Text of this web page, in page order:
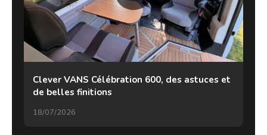
Clever VANS Célébration 600, des astuces et
de belles finitions
18/07/2026